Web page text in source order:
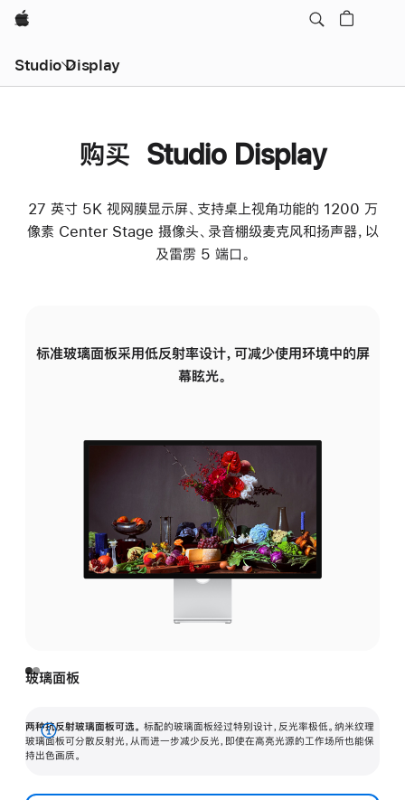
Apple
Studio Display
购买 Studio Display
27 英寸 5K 视网膜显示屏、支持桌上视角功能的 1200 万
像素 Center Stage 摄像头、录音棚级麦克风和扬声器，以
及雷雳 5 端口。
标准玻璃面板采用低反射率设计，可减少使用环境中的屏
幕眩光。
玻璃面板
两种抗反射玻璃面板可选。 标配的玻璃面板经过特别设计，反光率极低。纳米纹理
玻璃面板可分散反射光，从而进一步减少反光，即使在高亮光源的工作场所也能保
持出色画质。
展
开